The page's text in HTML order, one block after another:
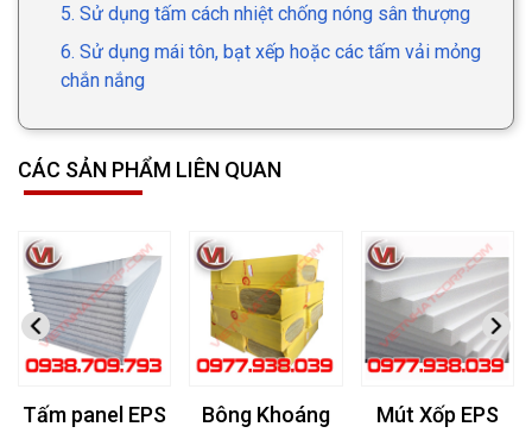
5. Sử dụng tấm cách nhiệt chống nóng sân thượng
6. Sử dụng mái tôn, bạt xếp hoặc các tấm vải mỏng
chắn nắng
CÁC SẢN PHẨM LIÊN QUAN
Tấm panel EPS
Bông Khoáng
Mút Xốp EPS